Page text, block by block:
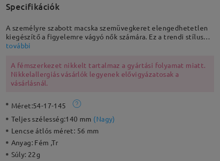
Specifikációk
A személyre szabott macska szemüvegkeret elengedhetetlen
kiegészítő a figyelemre vágyó nők számára. Ez a trendi stílus
figyelemfelkeltő és avantgárd. Arany fém karokkal és állítható
kényelmes.
további
A fémszerkezet nikkelt tartalmaz a gyártási folyamat miatt.
Nikkelallergiás vásárlók legyenek elővigyázatosak a
vásárlásnál.
Méret:54-17-145
Teljes szélesség:140 mm (Nagy)
Lencse átlós méret: 56 mm
Anyag: Fém ,Tr
Súly: 22g